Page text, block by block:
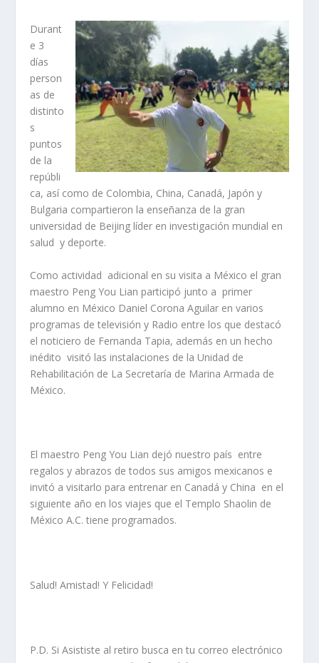
Durant
e 3
días
person
as de
distinto
s
puntos
de la
repúbli
ca, así como de Colombia, China, Canadá, Japón y
Bulgaria compartieron la enseñanza de la gran
universidad de Beijing líder en investigación mundial en
salud y deporte.
Como actividad adicional en su visita a México el gran
maestro Peng You Lian participó junto a primer
alumno en México Daniel Corona Aguilar en varios
programas de televisión y Radio entre los que destacó
el noticiero de Fernanda Tapia, además en un hecho
inédito visitó las instalaciones de la Unidad de
Rehabilitación de La Secretaría de Marina Armada de
México.
El maestro Peng You Lian dejó nuestro país entre
regalos y abrazos de todos sus amigos mexicanos e
invitó a visitarlo para entrenar en Canadá y China en el
siguiente año en los viajes que el Templo Shaolin de
México A.C. tiene programados.
Salud! Amistad! Y Felicidad!
P.D. Si Asististe al retiro busca en tu correo electrónico